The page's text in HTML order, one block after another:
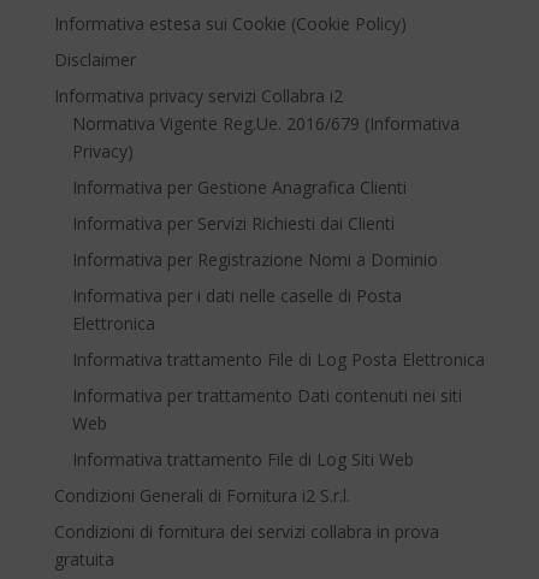
Informativa estesa sui Cookie (Cookie Policy)
Disclaimer
Informativa privacy servizi Collabra i2
Normativa Vigente Reg.Ue. 2016/679 (Informativa
Privacy)
Informativa per Gestione Anagrafica Clienti
Informativa per Servizi Richiesti dai Clienti
Informativa per Registrazione Nomi a Dominio
Informativa per i dati nelle caselle di Posta
Elettronica
Informativa trattamento File di Log Posta Elettronica
Informativa per trattamento Dati contenuti nei siti
Web
Informativa trattamento File di Log Siti Web
Condizioni Generali di Fornitura i2 S.r.l.
Condizioni di fornitura dei servizi collabra in prova
gratuita